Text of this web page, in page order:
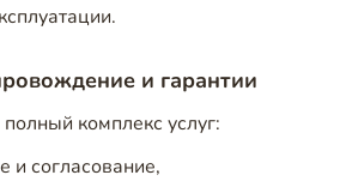
и гарантии
комплекс услуг:
и согласование,